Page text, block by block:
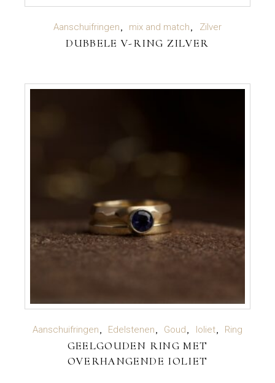
LEES VERDER
Aanschuifringen mix and match Zilver
DUBBELE V-RING ZILVER
LEES VERDER
Aanschuifringen Edelstenen Goud Ioliet Ring
GEELGOUDEN RING MET
OVERHANGENDE IOLIET